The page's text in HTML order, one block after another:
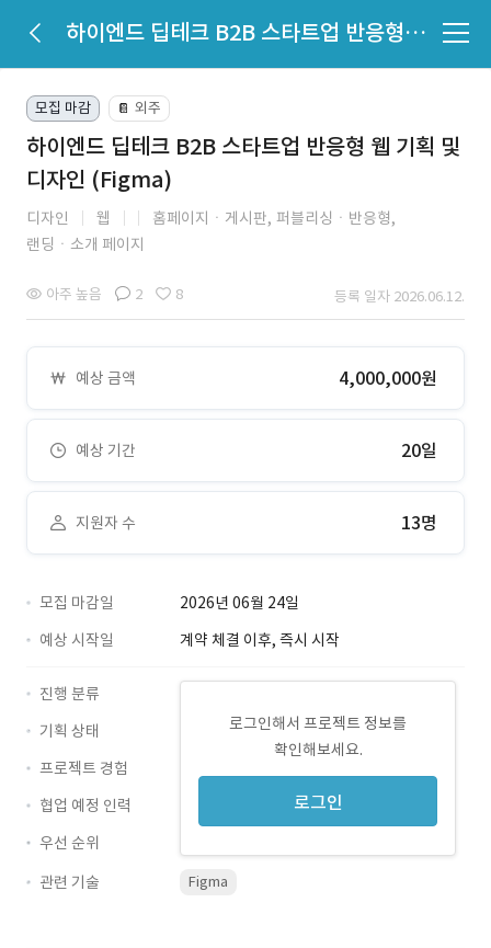
하이엔드 딥테크 B2B 스타트업 반응형 웹 기획 및 디자인 (Figma)
모집 마감 📔 외주
하이엔드 딥테크 B2B 스타트업 반응형 웹 기획 및
디자인 (Figma)
디자인 웹 홈페이지ㆍ게시판, 퍼블리싱ㆍ반응형,
랜딩ㆍ소개 페이지
아주 높음 2 8 등록 일자 2026.06.12.
예상 금액 4,000,000원
예상 기간 20일
지원자 수 13명
모집 마감일
2026년 06월 24일
예상 시작일
계약 체결 이후, 즉시 시작
로그인해서 프로젝트 정보를
확인해보세요.
로그인
진행 분류
기획 상태
프로젝트 경험
협업 예정 인력
우선 순위
관련 기술
Figma